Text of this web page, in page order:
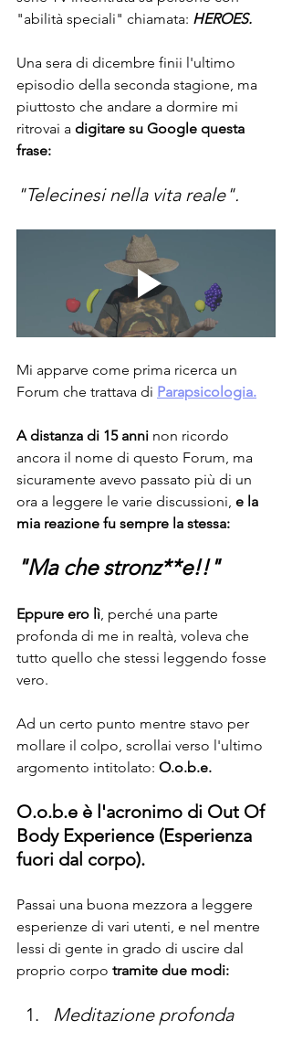
"abilità speciali" chiamata: HEROES.
Una sera di dicembre finii l'ultimo
episodio della seconda stagione, ma
piuttosto che andare a dormire mi
ritrovai a digitare su Google questa
frase:
"Telecinesi nella vita reale".
Mi apparve come prima ricerca un
Forum che trattava di Parapsicologia.
A distanza di 15 anni non ricordo
ancora il nome di questo Forum, ma
sicuramente avevo passato più di un
ora a leggere le varie discussioni, e la
mia reazione fu sempre la stessa:
"Ma che stronz**e!!"
Eppure ero lì , perché una parte
profonda di me in realtà, voleva che
tutto quello che stessi leggendo fosse
vero.
Ad un certo punto mentre stavo per
mollare il colpo, scrollai verso l'ultimo
argomento intitolato: O.o.b.e.
O.o.b.e è l'acronimo di Out Of
Body Experience (Esperienza
fuori dal corpo).
Passai una buona mezzora a leggere
esperienze di vari utenti, e nel mentre
lessi di gente in grado di uscire dal
proprio corpo tramite due modi:
Meditazione profonda